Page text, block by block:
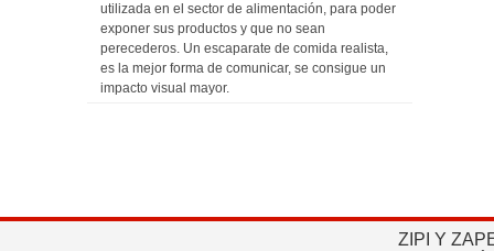
utilizada en el sector de alimentación, para poder
exponer sus productos y que no sean
perecederos. Un escaparate de comida realista,
es la mejor forma de comunicar, se consigue un
impacto visual mayor.
ZIPI Y